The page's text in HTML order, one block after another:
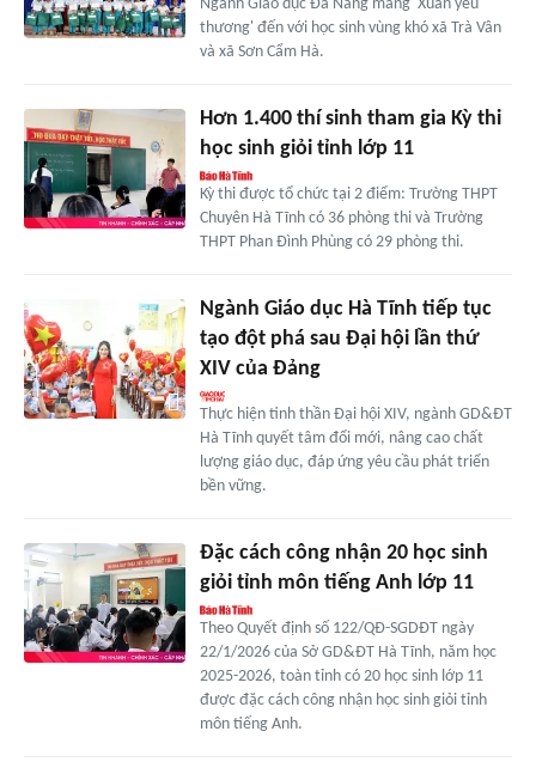
Ngành Giáo dục Đà Nẵng mang 'Xuân yêu
thương' đến với học sinh vùng khó xã Trà Vân
và xã Sơn Cẩm Hà.
Hơn 1.400 thí sinh tham gia Kỳ thi
học sinh giỏi tỉnh lớp 11
Kỳ thi được tổ chức tại 2 điểm: Trường THPT
Chuyên Hà Tĩnh có 36 phòng thi và Trường
THPT Phan Đình Phùng có 29 phòng thi.
Ngành Giáo dục Hà Tĩnh tiếp tục
tạo đột phá sau Đại hội lần thứ
XIV của Đảng
Thực hiện tinh thần Đại hội XIV, ngành GD&ĐT
Hà Tĩnh quyết tâm đổi mới, nâng cao chất
lượng giáo dục, đáp ứng yêu cầu phát triển
bền vững.
Đặc cách công nhận 20 học sinh
giỏi tỉnh môn tiếng Anh lớp 11
Theo Quyết định số 122/QĐ-SGDĐT ngày
22/1/2026 của Sở GD&ĐT Hà Tĩnh, năm học
2025-2026, toàn tỉnh có 20 học sinh lớp 11
được đặc cách công nhận học sinh giỏi tỉnh
môn tiếng Anh.